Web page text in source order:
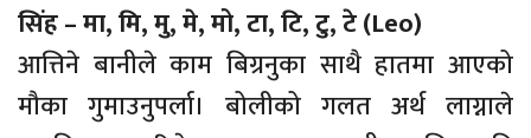
सिंह – मा, मि, मु, मे, मो, टा, टि, टु, टे (Leo)
आत्तिने बानीले काम बिग्रनुका साथै हातमा आएको
मौका गुमाउनुपर्ला। बोलीको गलत अर्थ लाग्नाले